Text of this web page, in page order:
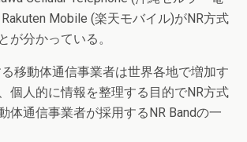
Mobile (楽天モバイル)がNR方式
が分かっている。
移動体通信事業者は世界各地で増加す
個人的に情報を整理する目的でNR方式
体通信事業者が採用するNR Bandの一